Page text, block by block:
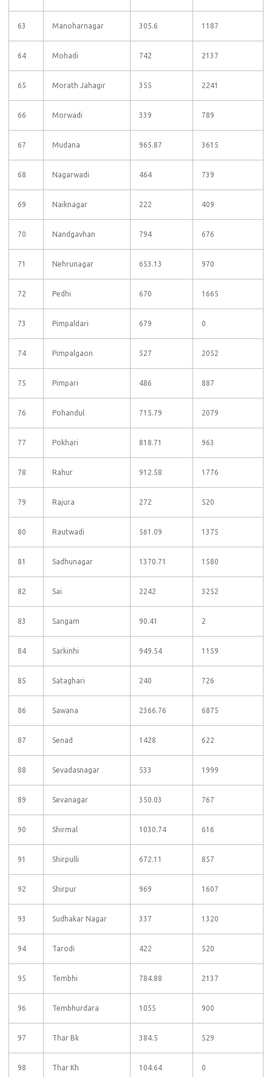
63 Manoharnagar 305.6 1187
64 Mohadi 742 2137
65 Morath Jahagir 355 2241
66 Morwadi 339 789
67 Mudana 965.87 3615
68 Nagarwadi 464 739
69 Naiknagar 222 409
70 Nandgavhan 794 676
71 Nehrunagar 653.13 970
72 Pedhi 670 1665
73 Pimpaldari 679 0
74 Pimpalgaon 527 2052
75 Pimpari 486 887
76 Pohandul 715.79 2079
77 Pokhari 818.71 963
78 Rahur 912.58 1776
79 Rajura 272 520
80 Rautwadi 561.09 1375
81 Sadhunagar 1370.71 1580
82 Sai 2242 3252
83 Sangam 90.41 2
84 Sarkinhi 949.54 1159
85 Sataghari 240 726
86 Sawana 2366.76 6875
87 Senad 1428 622
88 Sevadasnagar 533 1999
89 Sevanagar 350.03 767
90 Shirmal 1030.74 616
91 Shirpulli 672.11 857
92 Shirpur 969 1607
93 Sudhakar Nagar 337 1320
94 Tarodi 422 520
95 Tembhi 784.88 2137
96 Tembhurdara 1055 900
97 Thar Bk 384.5 529
98 Thar Kh 104.64 0